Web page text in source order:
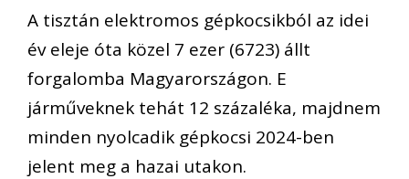
A tisztán elektromos gépkocsikból az idei
év eleje óta közel 7 ezer (6723) állt
forgalomba Magyarországon. E
járműveknek tehát 12 százaléka, majdnem
minden nyolcadik gépkocsi 2024-ben
jelent meg a hazai utakon.